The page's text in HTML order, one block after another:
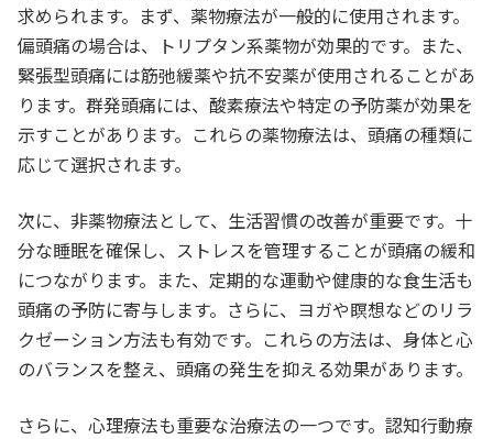
求められます。まず、薬物療法が一般的に使用されます。
偏頭痛の場合は、トリプタン系薬物が効果的です。また、
緊張型頭痛には筋弛緩薬や抗不安薬が使用されることがあ
ります。群発頭痛には、酸素療法や特定の予防薬が効果を
示すことがあります。これらの薬物療法は、頭痛の種類に
応じて選択されます。
次に、非薬物療法として、生活習慣の改善が重要です。十
分な睡眠を確保し、ストレスを管理することが頭痛の緩和
につながります。また、定期的な運動や健康的な食生活も
頭痛の予防に寄与します。さらに、ヨガや瞑想などのリラ
クゼーション方法も有効です。これらの方法は、身体と心
のバランスを整え、頭痛の発生を抑える効果があります。
さらに、心理療法も重要な治療法の一つです。認知行動療